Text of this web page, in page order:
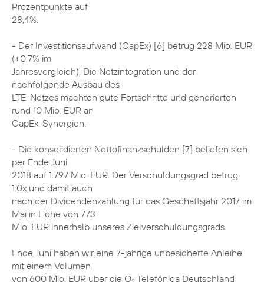
Prozentpunkte auf
28,4%.
- Der Investitionsaufwand (CapEx) [6] betrug 228 Mio. EUR
(+0,7% im
Jahresvergleich). Die Netzintegration und der
nachfolgende Ausbau des
LTE-Netzes machten gute Fortschritte und generierten
rund 10 Mio. EUR an
CapEx-Synergien.
- Die konsolidierten Nettofinanzschulden [7] beliefen sich
per Ende Juni
2018 auf 1.797 Mio. EUR. Der Verschuldungsgrad betrug
1.0x und damit auch
nach der Dividendenzahlung für das Geschäftsjahr 2017 im
Mai in Höhe von 773
Mio. EUR innerhalb unseres Zielverschuldungsgrads.
Ende Juni haben wir eine 7-jährige unbesicherte Anleihe
mit einem Volumen
von 600 Mio. EUR über die O Telefónica Deutschland